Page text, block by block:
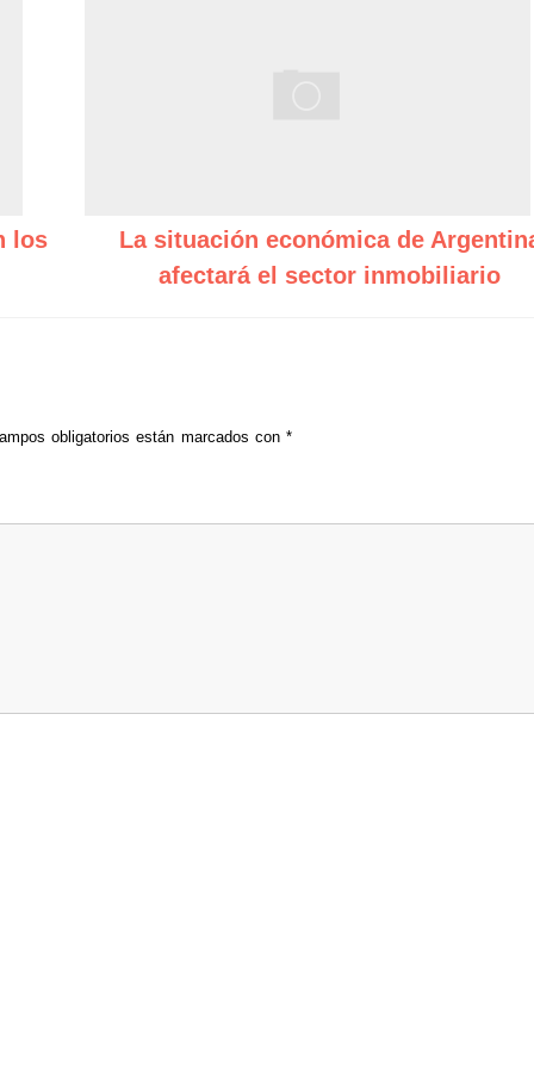
los
La situación económica de
afectará el sector inmobiliario
obligatorios están marcados con*